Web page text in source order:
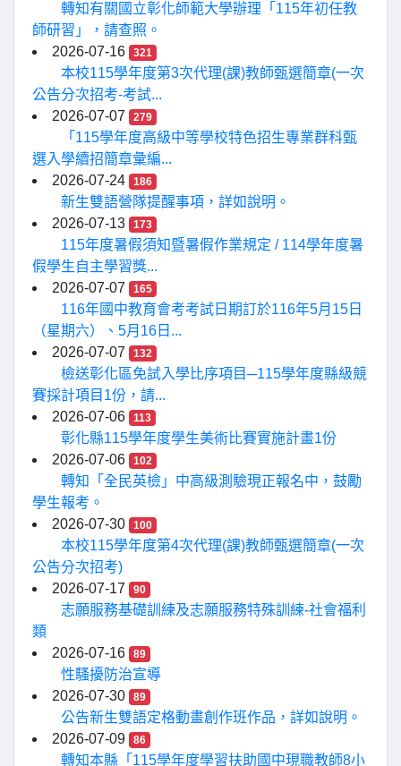
轉知有關國立彰化師範大學辦理「115年初任教
師研習」，請查照。
2026-07-16
321
本校115學年度第3次代理(課)教師甄選簡章(一次
公告分次招考-考試...
2026-07-07
279
「115學年度高級中等學校特色招生專業群科甄
選入學續招簡章彙編...
2026-07-24
186
新生雙語營隊提醒事項，詳如說明。
2026-07-13
173
115年度暑假須知暨暑假作業規定 / 114學年度暑
假學生自主學習獎...
2026-07-07
165
116年國中教育會考考試日期訂於116年5月15日
（星期六）、5月16日...
2026-07-07
132
檢送彰化區免試入學比序項目─115學年度縣級競
賽採計項目1份，請...
2026-07-06
113
彰化縣115學年度學生美術比賽實施計畫1份
2026-07-06
102
轉知「全民英檢」中高級測驗現正報名中，鼓勵
學生報考。
2026-07-30
100
本校115學年度第4次代理(課)教師甄選簡章(一次
公告分次招考)
2026-07-17
90
志願服務基礎訓練及志願服務特殊訓練-社會福利
類
2026-07-16
89
性騷擾防治宣導
2026-07-30
89
公告新生雙語定格動畫創作班作品，詳如說明。
2026-07-09
86
轉知本縣「115學年度學習扶助國中現職教師8小